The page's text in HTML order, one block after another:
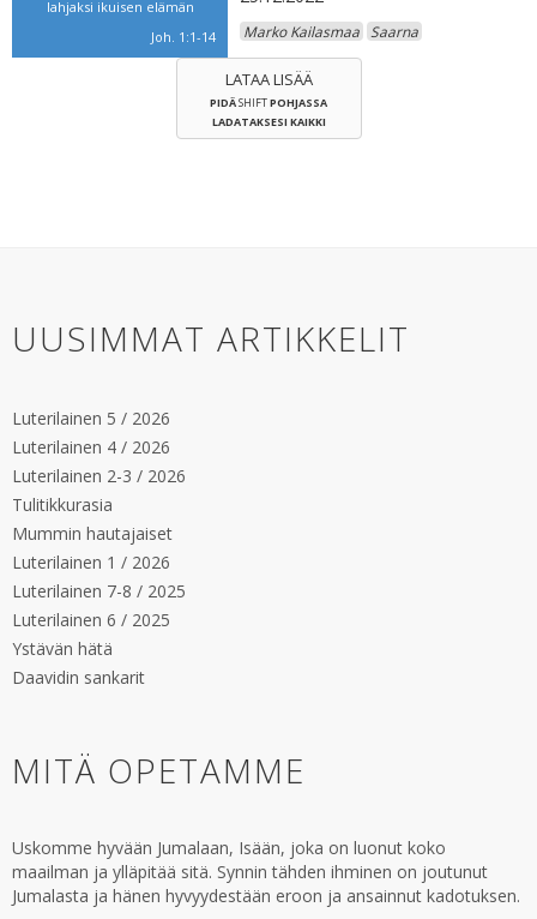
lahjaksi ikuisen elämän
Joh. 1:1-14
Marko Kailasmaa Saarna
LATAA LISÄÄ
PIDÄSHIFTPOHJASSA
LADATAKSESI KAIKKI
UUSIMMAT ARTIKKELIT
Luterilainen 5 / 2026
Luterilainen 4 / 2026
Luterilainen 2-3 / 2026
Tulitikkurasia
Mummin hautajaiset
Luterilainen 1 / 2026
Luterilainen 7-8 / 2025
Luterilainen 6 / 2025
Ystävän hätä
Daavidin sankarit
MITÄ OPETAMME
Uskomme hyvään Jumalaan, Isään, joka on luonut koko
maailman ja ylläpitää sitä. Synnin tähden ihminen on joutunut
Jumalasta ja hänen hyvyydestään eroon ja ansainnut kadotuksen.